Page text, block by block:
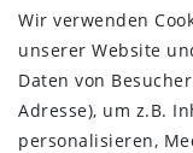
Widerrufs­recht
Impressum
AGB
Kontakt
Wir verwenden
unserer Website
Daten von
Adresse), um z.B.
personalisieren,